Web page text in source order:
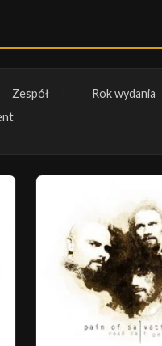
Zespół Rok wydania